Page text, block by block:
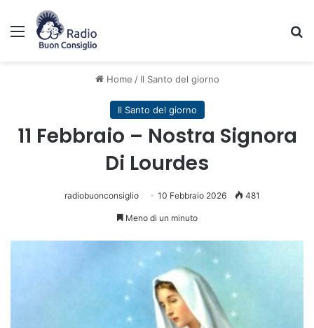
Menu
Home / Il Santo del giorno
Il Santo del giorno
11 Febbraio – Nostra Signora
Di Lourdes
radiobuonconsiglio 10 Febbraio 2026 481
Meno di un minuto